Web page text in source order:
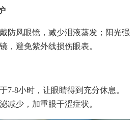
防风眼镜，减少泪液蒸发；阳光强
，避免紫外线损伤眼表。
7-8小时，让眼睛得到充分休息。
减少，加重眼干涩症状。